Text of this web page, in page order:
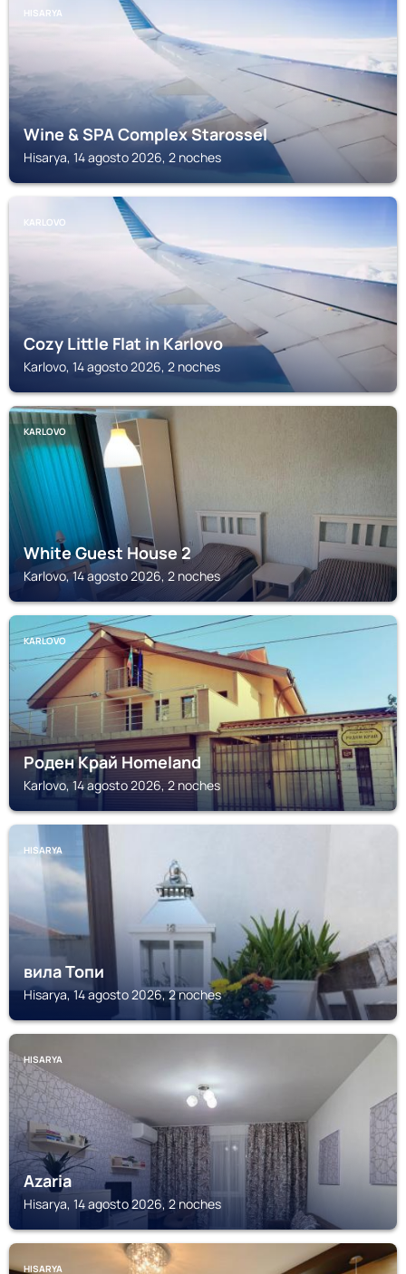
HISARYA
Wine & SPA Complex Starossel
Hisarya, 14 agosto 2026, 2 noches
KARLOVO
Cozy Little Flat in Karlovo
Karlovo, 14 agosto 2026, 2 noches
KARLOVO
White Guest House 2
Karlovo, 14 agosto 2026, 2 noches
KARLOVO
Роден Край Homeland
Karlovo, 14 agosto 2026, 2 noches
HISARYA
вила Топи
Hisarya, 14 agosto 2026, 2 noches
HISARYA
Azaria
Hisarya, 14 agosto 2026, 2 noches
HISARYA